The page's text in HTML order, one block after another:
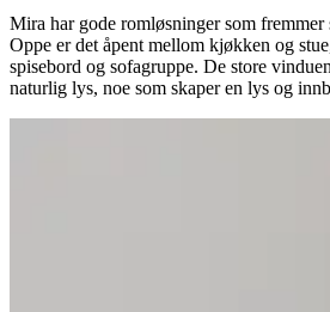
Mira har gode romløsninger som
Oppe er det åpent mellom kjøkken og
spisebord og sofagruppe. De store
naturlig lys, noe som skaper en lys og